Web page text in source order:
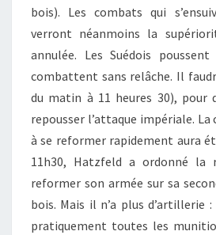
bois). Les combats qui
verront néanmoins la
annulée. Les Suédois
combattent sans relâche. Il
du matin à 11 heures 30), pour
repousser l’attaque impériale. La
à se reformer rapidement aura
11h30, Hatzfeld a ordonné la
reformer son armée sur sa
bois. Mais il n’a plus d’artillerie
pratiquement toutes les